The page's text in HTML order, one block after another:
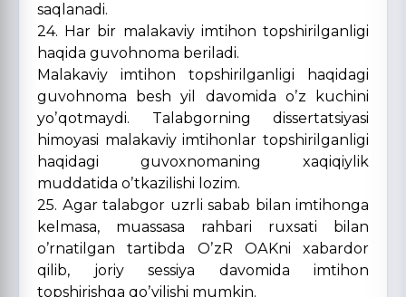
saqlanadi.
24. Har bir malakaviy imtihon topshirilganligi
haqida guvohnoma beriladi.
Malakaviy imtihon topshirilganligi haqidagi
guvohnoma besh yil davomida oʼz kuchini
yoʼqotmaydi. Talabgorning dissertatsiyasi
himoyasi malakaviy imtihonlar topshirilganligi
haqidagi guvoxnomaning xaqiqiylik
muddatida oʼtkazilishi lozim.
25. Аgar talabgor uzrli sabab bilan imtihonga
kelmasa, muassasa rahbari ruxsati bilan
oʼrnatilgan tartibda OʼzR OАKni xabardor
qilib, joriy sessiya davomida imtihon
topshirishga qoʼyilishi mumkin.